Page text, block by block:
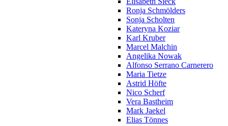
Ronja Schmölders
Sonja Scholten
Kateryna Koziar
Karl Kruber
Marcel Malchin
Angelika Nowak
Alfonso Serrano Carnerero
Maria Tietze
Astrid Höfte
Nico Scherf
Vera Bastheim
Mark Jaekel
Elias Tönnes